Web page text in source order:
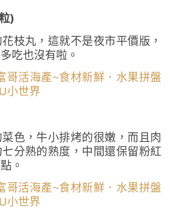
)
枝丸，這就不是夜市平價版，
吃也沒有啦。
色，牛小排烤的很嫩，而且肉
分熟的熟度，中間還保留粉紅
。